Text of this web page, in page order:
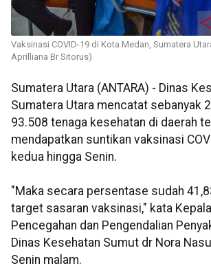
Vaksinasi COVID-19 di Kota Medan, Sumatera
Aprilliana Br Sitorus)
Sumatera Utara (ANTARA) - Dinas
Sumatera Utara mencatat sebanyak
93.508 tenaga kesehatan di daerah
mendapatkan suntikan vaksinasi
kedua hingga Senin.
"Maka secara persentase sudah
target sasaran vaksinasi," kata
Pencegahan dan Pengendalian
Dinas Kesehatan Sumut dr Nora
Senin malam.